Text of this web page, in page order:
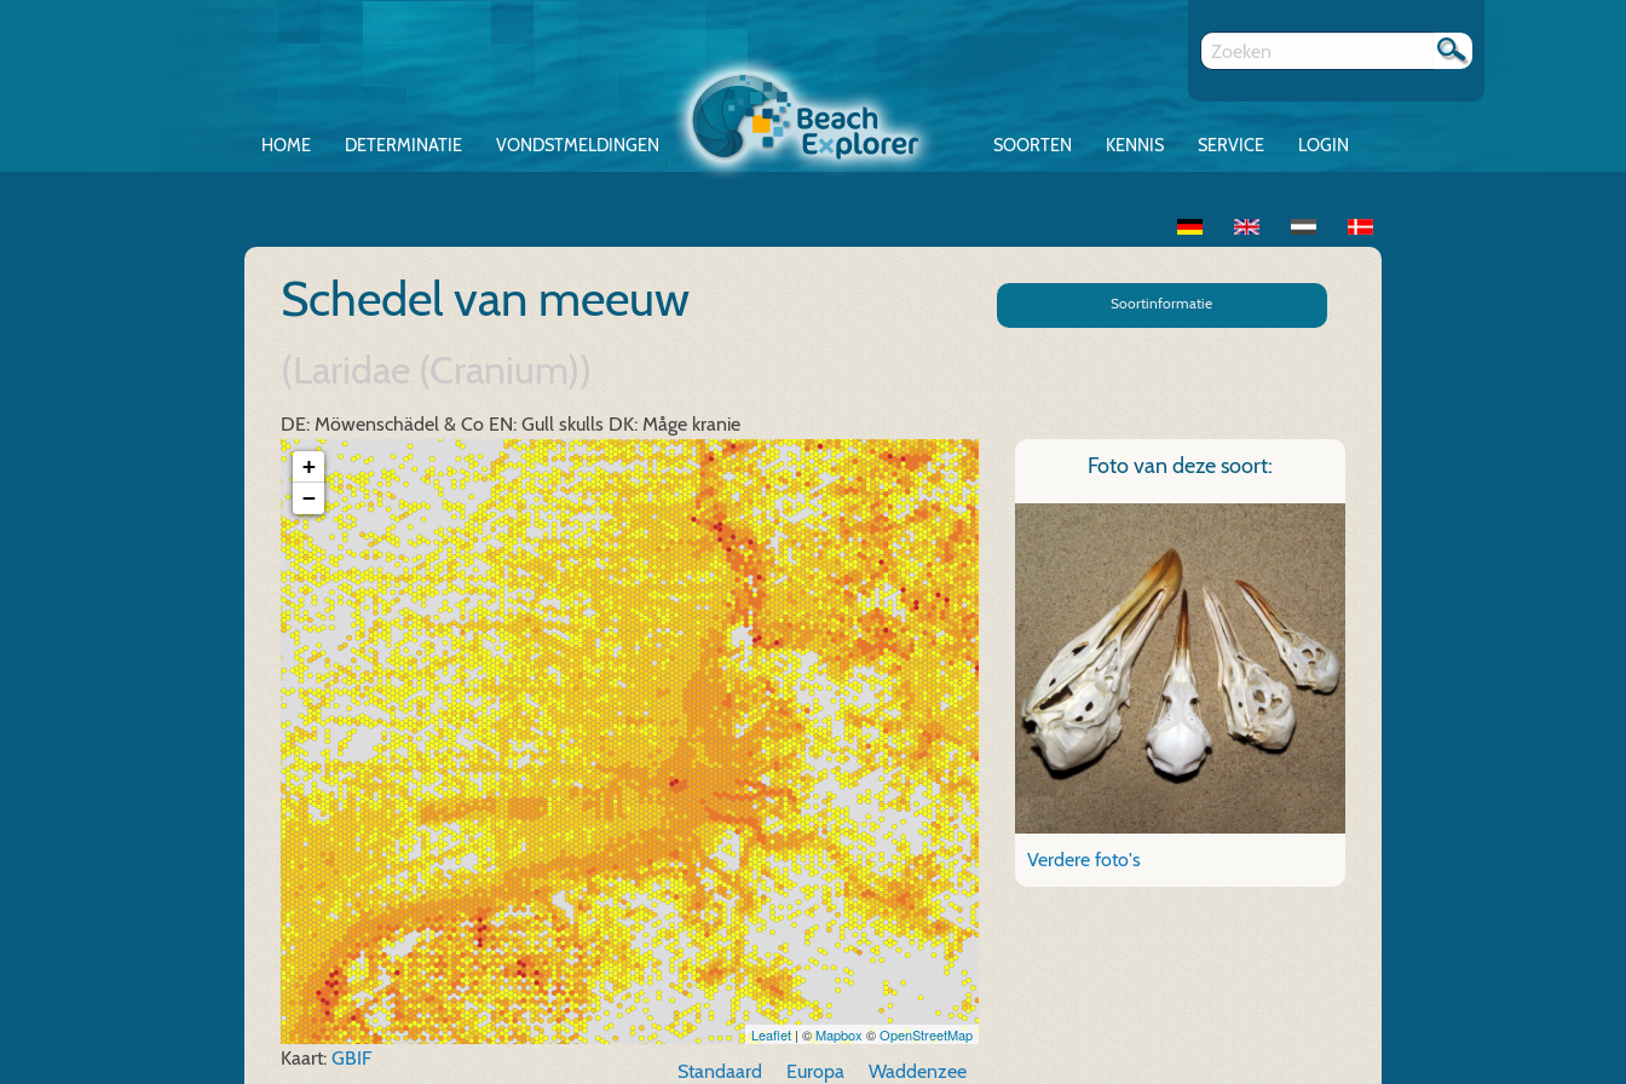
HOME DETERMINATIE VONDSTMELDINGEN SOORTEN KENNIS SERVICE LOGIN
Schedel van meeuw
(Laridae (Cranium))
DE: Möwenschädel & Co EN: Gull skulls DK: Måge kranie
Soortinformatie
+
−
Leaflet| ©Mapbox ©OpenStreetMap
Standaard Europa Waddenzee
Kaart: GBIF
Foto van deze soort:
Verdere foto's